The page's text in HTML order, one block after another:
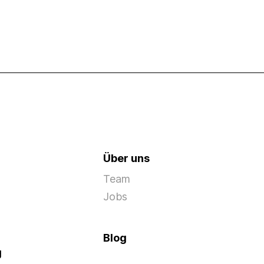
Über uns
Team
Jobs
Blog